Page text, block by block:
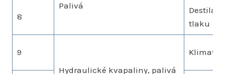
Palivá
8
tlaku
9
Hydraulické kvapaliny, palivá